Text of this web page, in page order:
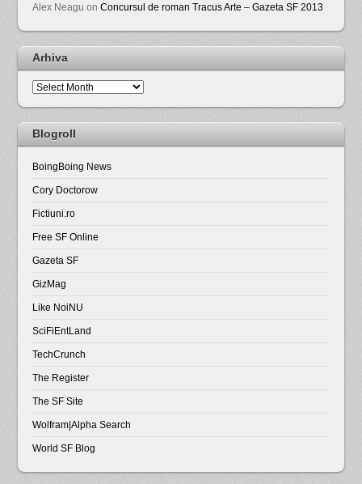
Alex Neagu onConcursul de roman Tracus Arte – Gazeta SF 2013
Arhiva
Arhiva
Blogroll
BoingBoing News
Cory Doctorow
Fictiuni.ro
Free SF Online
Gazeta SF
GizMag
Like NoiNU
SciFiEntLand
TechCrunch
The Register
The SF Site
Wolfram|Alpha Search
World SF Blog